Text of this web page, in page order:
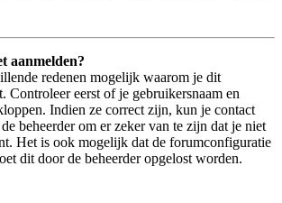
aanmelden?
redenen mogelijk waarom je dit
Controleer eerst of je gebruikersnaam en
Indien ze correct zijn, kun je contact
beheerder om er zeker van te zijn dat je niet
Het is ook mogelijk dat de forumconfiguratie
dit door de beheerder opgelost worden.